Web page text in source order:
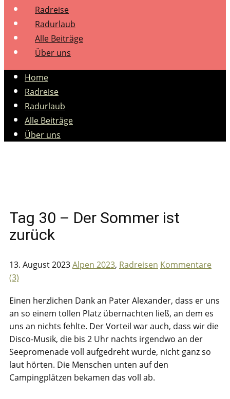
Radreise
Radurlaub
Alle Beiträge
Über uns
Home
Radreise
Radurlaub
Alle Beiträge
Über uns
Tag 30 – Der Sommer ist
zurück
13. August 2023Alpen 2023, Radreisen Kommentare
(3)
Einen herzlichen Dank an Pater Alexander, dass er uns
an so einem tollen Platz übernachten ließ, an dem es
uns an nichts fehlte. Der Vorteil war auch, dass wir die
Disco-Musik, die bis 2 Uhr nachts irgendwo an der
Seepromenade voll aufgedreht wurde, nicht ganz so
laut hörten. Die Menschen unten auf den
Campingplätzen bekamen das voll ab.